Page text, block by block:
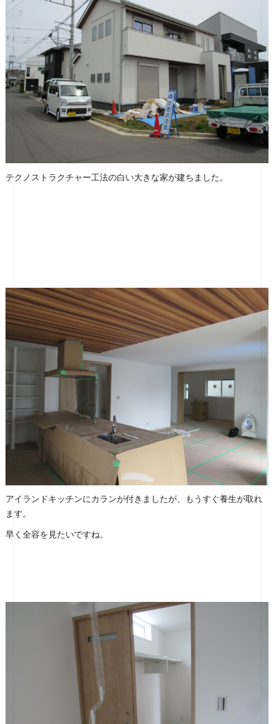
テクノストラクチャー工法の白い大きな家が建ちました。
アイランドキッチンにカランが付きましたが、もうすぐ養生が取れ
ます。
早く全容を見たいですね。